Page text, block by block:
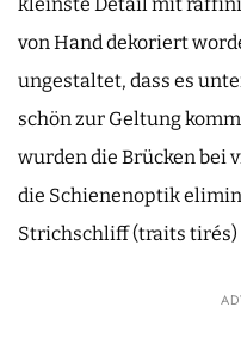
von Hand dekoriert
ungestaltet, dass es
schön zur Geltung
wurden die Brücken bei
die Schienenoptik
Strichschliff (traits tirés)